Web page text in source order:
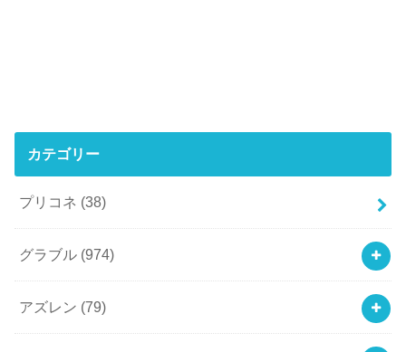
カテゴリー
プリコネ (38)
グラブル (974)
アズレン (79)